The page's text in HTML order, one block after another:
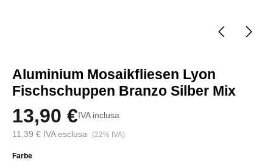
Aluminium Mosaikfliesen Lyon
Fischschuppen Branzo Silber Mix
13,90 €IVA inclusa
11,39 € IVA esclusa (22% IVA)
Seleziona
Farbe